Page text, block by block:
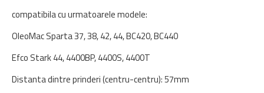
compatibila cu urmatoarele modele:
OleoMac Sparta 37, 38, 42, 44, BC420, BC440
Efco Stark 44, 4400BP, 4400S, 4400T
Distanta dintre prinderi (centru-centru): 57mm